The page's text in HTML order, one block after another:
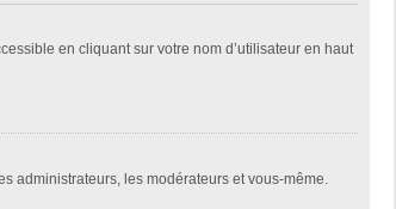
en cliquant sur votre nom d’utilisateur en haut
administrateurs, les modérateurs et vous-même.